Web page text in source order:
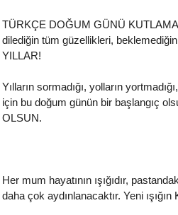
TÜRKÇE DOĞUM GÜNÜ
dilediğin tüm güzellikleri,
YILLAR!
Yılların sormadığı, yolların
için bu doğum günün bir başlangıç
OLSUN.
Her mum hayatının ışığıdır,
daha çok aydınlanacaktır. Yeni